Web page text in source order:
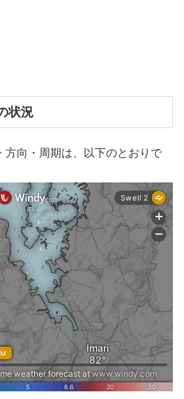
状況
方向・周期は、以下のとおりで